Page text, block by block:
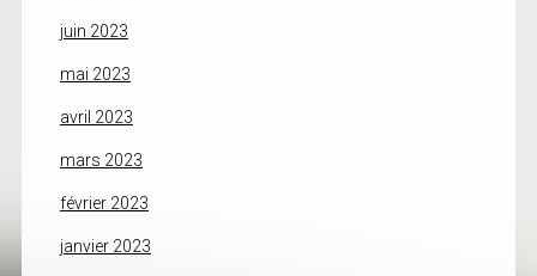
juin 2023
mai 2023
avril 2023
mars 2023
février 2023
janvier 2023